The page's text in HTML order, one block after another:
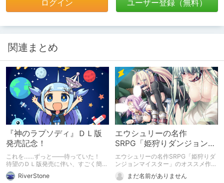
ログイン ユーザー登録（無料）
関連まとめ
『神のラプソディ』ＤＬ版
発売記念！
これを……ずっと――待っていた！
待望のＤＬ版発売に伴い、すごく簡単
に神のラプソディをご紹介してお祝い
します。RiverStone
エウシュリーの名作
SRPG「姫狩りダンジョンマ
イスター」
エウシュリーの名作SRPG「姫狩りダ
ンジョンマイスター」のオススメ作品
まだ名前がありません